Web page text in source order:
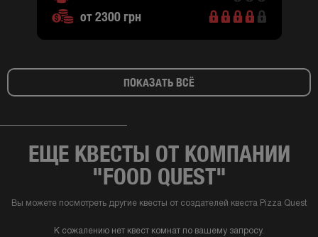
от 2300 грн
ПОКАЗАТЬ ВСЁ
ЕЩЕ КВЕСТЫ ОТ КОМПАНИИ
"FOOD QUEST"
Вы можете посмотреть другие квесты от создателей квеста Pizza Quest
К сожалению нет квест комнат по вашему запросу.